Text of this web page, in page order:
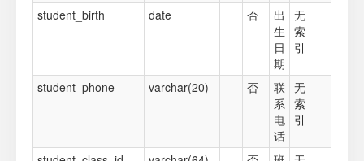
student_birth
date 否
出
生
日
期
无
索
引
student_phone varchar(20) 否
联
系
电
话
无
索
引